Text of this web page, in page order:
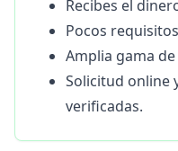
Recibes el
Pocos
Amplia gama
Solicitud online
verificadas.